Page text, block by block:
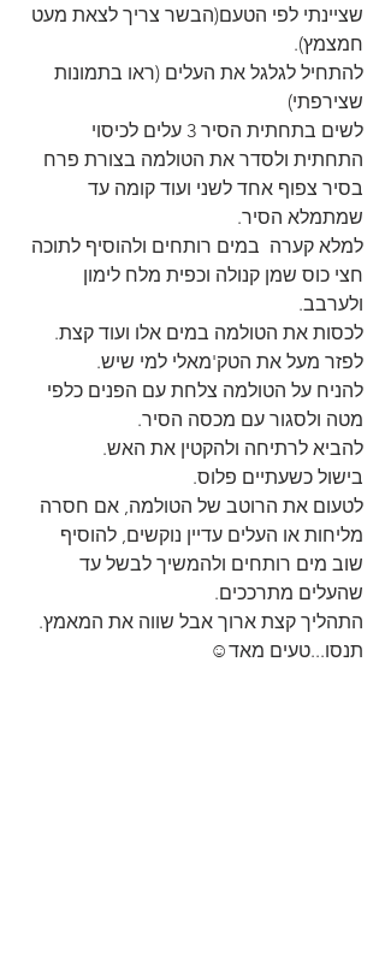
שציינתי לפי הטעם(הבשר צריך לצאת מעט
חמצמץ).
להתחיל לגלגל את העלים (ראו בתמונות
שצירפתי)
לשים בתחתית הסיר 3 עלים לכיסוי
התחתית ולסדר את הטולמה בצורת פרח
בסיר צפוף אחד לשני ועוד קומה עד
שמתמלא הסיר.
למלא קערה  במים רותחים ולהוסיף לתוכה
חצי כוס שמן קנולה וכפית מלח לימון
ולערבב.
לכסות את הטולמה במים אלו ועוד קצת.
לפזר מעל את הטק'מאלי למי שיש.
להניח על הטולמה צלחת עם הפנים כלפי
מטה ולסגור עם מכסה הסיר.
להביא לרתיחה ולהקטין את האש.
בישול כשעתיים פלוס.
לטעום את הרוטב של הטולמה, אם חסרה
מליחות או העלים עדיין נוקשים, להוסיף
שוב מים רותחים ולהמשיך לבשל עד
שהעלים מתרככים.
התהליך קצת ארוך אבל שווה את המאמץ.
תנסו...טעים מאד☺️